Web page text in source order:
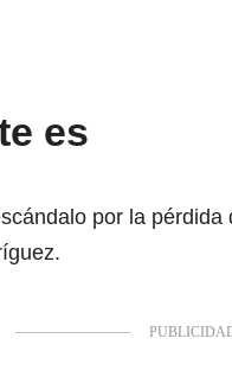
es
por la pérdida